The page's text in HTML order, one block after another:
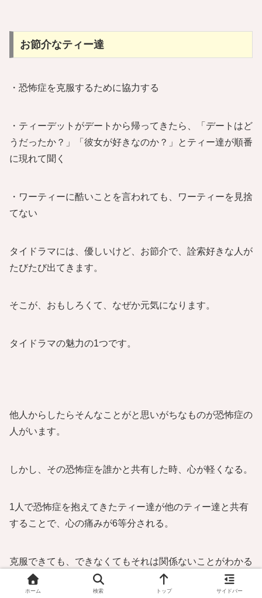
お節介なティー達
・恐怖症を克服するために協力する
・ティーデットがデートから帰ってきたら、「デートはど
うだったか？」「彼女が好きなのか？」とティー達が順番
に現れて聞く
・ワーティーに酷いことを言われても、ワーティーを見捨
てない
タイドラマには、優しいけど、お節介で、詮索好きな人が
たびたび出てきます。
そこが、おもしろくて、なぜか元気になります。
タイドラマの魅力の1つです。
他人からしたらそんなことがと思いがちなものが恐怖症の
人がいます。
しかし、その恐怖症を誰かと共有した時、心が軽くなる。
1人で恐怖症を抱えてきたティー達が他のティー達と共有
することで、心の痛みが6等分される。
克服できても、できなくてもそれは関係ないことがわかる
ドラマです。
ホーム 検索 トップ サイドバー